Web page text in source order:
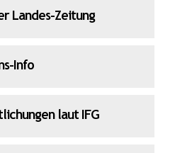
Landes-Zeitung
Info
laut IFG